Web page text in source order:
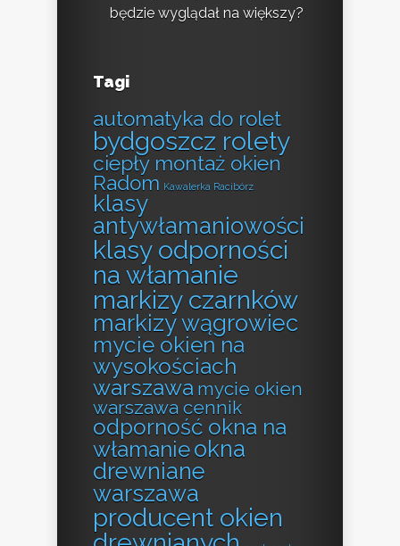
będzie wyglądał na większy?
Tagi
automatyka do rolet
bydgoszcz rolety
ciepły montaż okien
Radom Kawalerka Racibórz
klasy
antywłamaniowości
klasy odporności
na włamanie
markizy czarnków
markizy wągrowiec
mycie okien na
wysokościach
warszawa mycie okien
warszawa cennik
odporność okna na
włamanieokna
drewniane
warszawa
producent okien